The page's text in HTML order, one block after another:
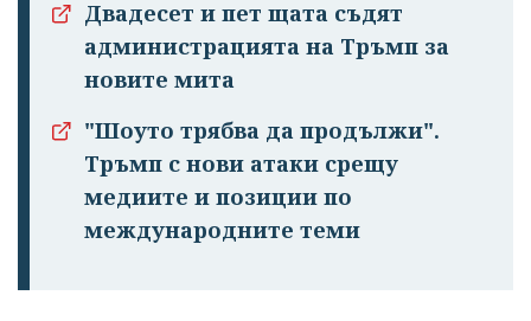
Двадесет и пет щата съдят
администрацията на Тръмп за
новите мита
"Шоуто трябва да продължи".
Тръмп с нови атаки срещу
медиите и позиции по
международните теми